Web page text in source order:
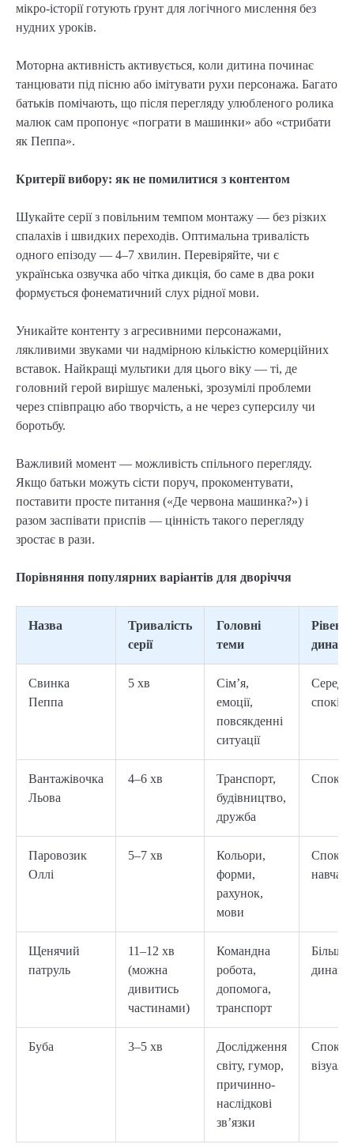
мікро-історії готують ґрунт для логічного мислення без
нудних уроків.
Моторна активність активується, коли дитина починає
танцювати під пісню або імітувати рухи персонажа. Багато
батьків помічають, що після перегляду улюбленого ролика
малюк сам пропонує «пограти в машинки» або «стрибати
як Пеппа».
Критерії вибору: як не помилитися з контентом
Шукайте серії з повільним темпом монтажу — без різких
спалахів і швидких переходів. Оптимальна тривалість
одного епізоду — 4–7 хвилин. Перевіряйте, чи є
українська озвучка або чітка дикція, бо саме в два роки
формується фонематичний слух рідної мови.
Уникайте контенту з агресивними персонажами,
лякливими звуками чи надмірною кількістю комерційних
вставок. Найкращі мультики для цього віку — ті, де
головний герой вирішує маленькі, зрозумілі проблеми
через співпрацю або творчість, а не через суперсилу чи
боротьбу.
Важливий момент — можливість спільного перегляду.
Якщо батьки можуть сісти поруч, прокоментувати,
поставити просте питання («Де червона машинка?») і
разом заспівати приспів — цінність такого перегляду
зростає в рази.
Порівняння популярних варіантів для дворіччя
Назва
Тривалість
серії
Головні
теми
Рівень
Свинка
Пеппа
5 хв
Сім’я,
емоції,
повсякденні
ситуації
Вантажівочка
Льова
4–6 хв
Транспорт,
будівництво,
дружба
Паровозик
Оллі
5–7 хв
Кольори,
форми,
рахунок,
мови
Щенячий
патруль
11–12 хв
(можна
дивитись
частинами)
Командна
робота,
допомога,
транспорт
Більш
Буба 3–5 хв
Дослідження
світу, гумор,
причинно-
наслідкові
зв’язки